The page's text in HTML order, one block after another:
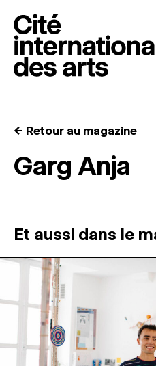
RÉSIDENCES ↓
ATELIERS OUVERTS
PROGRAMMATION
MAGAZINE
ESPACES DE PRATIQUE
← Retour au magazine
Garg Anja
Et aussi dans le